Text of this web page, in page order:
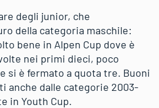
degli junior, che
della categoria maschile:
bene in Alpen Cup dove è
nei primi dieci, poco
si è fermato a quota tre. Buoni
anche dalle categorie 2003-
in Youth Cup.